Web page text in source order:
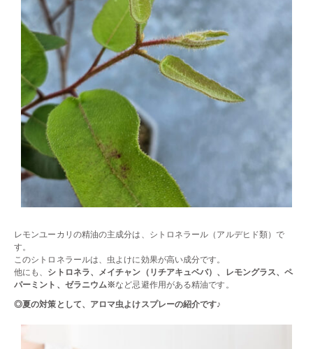
レモンユーカリの精油の主成分は、シトロネラール（アルデヒド類）で
す。
このシトロネラールは、虫よけに効果が高い成分です。
他にも、 シトロネラ、メイチャン（リチアキュベバ）、レモングラス、ペ
パーミント、ゼラニウム※など忌避作用がある精油です。
◎夏の対策として、アロマ虫よけスプレーの紹介です♪